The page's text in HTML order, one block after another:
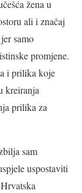
žena u
ali i značaj
samo
promjene.
i prilika koje
kreiranja
prilika za
sam
uspostaviti